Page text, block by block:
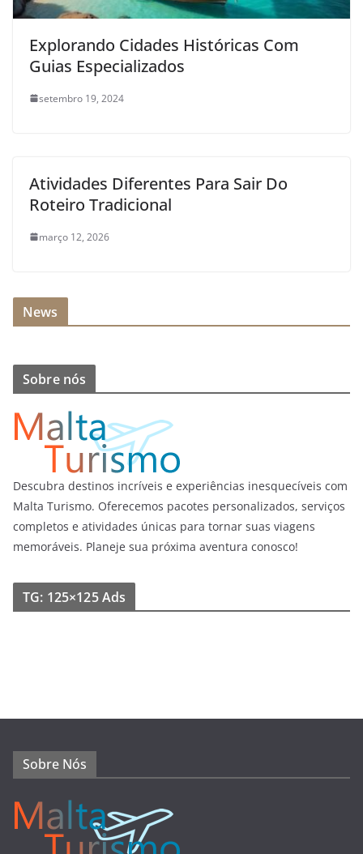
Explorando Cidades Históricas Com
Guias Especializados
setembro 19, 2024
Atividades Diferentes Para Sair Do
Roteiro Tradicional
março 12, 2026
News
Sobre nós
Descubra destinos incríveis e experiências inesquecíveis com
Malta Turismo. Oferecemos pacotes personalizados, serviços
completos e atividades únicas para tornar suas viagens
memoráveis. Planeje sua próxima aventura conosco!
TG: 125×125 Ads
Sobre Nós